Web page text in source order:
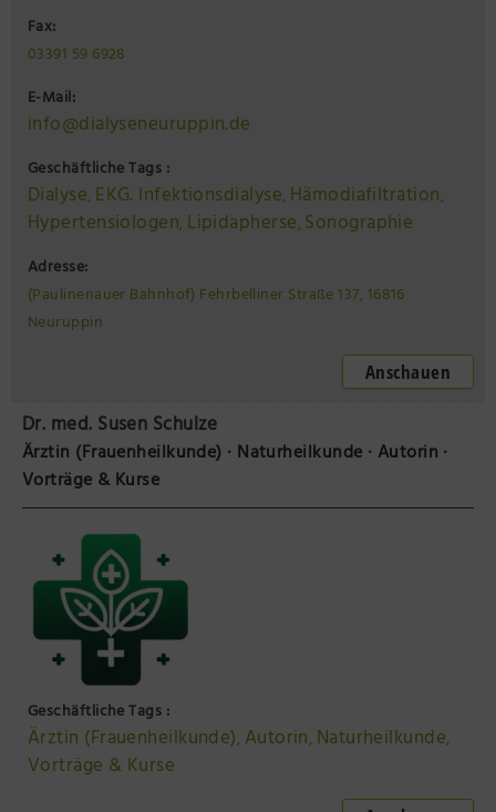
Fax:
03391 59 6928
E-Mail:
info@dialyseneuruppin.de
Geschäftliche Tags :
Dialyse, EKG. Infektionsdialyse, Hämodiafiltration,
Hypertensiologen, Lipidapherse, Sonographie
Adresse:
(Paulinenauer Bahnhof) Fehrbelliner Straße 137, 16816
Neuruppin
Anschauen
Dr. med. Susen Schulze
Ärztin (Frauenheilkunde) · Naturheilkunde · Autorin ·
Vorträge & Kurse
Geschäftliche Tags :
Ärztin (Frauenheilkunde), Autorin, Naturheilkunde,
Vorträge & Kurse